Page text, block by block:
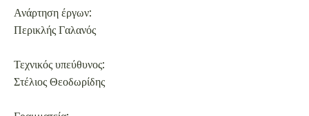
Ανάρτηση έργων:
Περικλής Γαλανός
Τεχνικός υπεύθυνος:
Στέλιος Θεοδωρίδης